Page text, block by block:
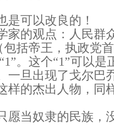
是可以改良的！
家的观点：人民群
包括帝王，执政党
。这个“1”可以
一旦出现了戈尔巴
样的杰出人物，同
愿当奴隶的民族，